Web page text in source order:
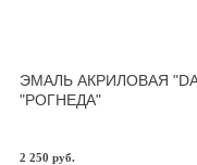
ЭМАЛЬ АКРИЛОВАЯ
"РОГНЕДА"
2 250 руб.